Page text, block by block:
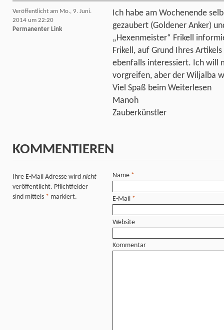
Veröffentlicht am Mo., 9. Juni.
2014 um 22:20
Permanenter Link
Ich habe am Wochenende
gezaubert (Goldener Anker)
„Hexenmeister“ Frikell
Frikell, auf Grund Ihres
ebenfalls interessiert. Ich will
vorgreifen, aber der Wiljalba
Viel Spaß beim Weiterlesen
Manoh
Zauberkünstler
KOMMENTIEREN
Ihre E-Mail Adresse wird nicht
veröffentlicht. Pflichtfelder
sind mittels * markiert.
Name *
E-Mail *
Website
Kommentar